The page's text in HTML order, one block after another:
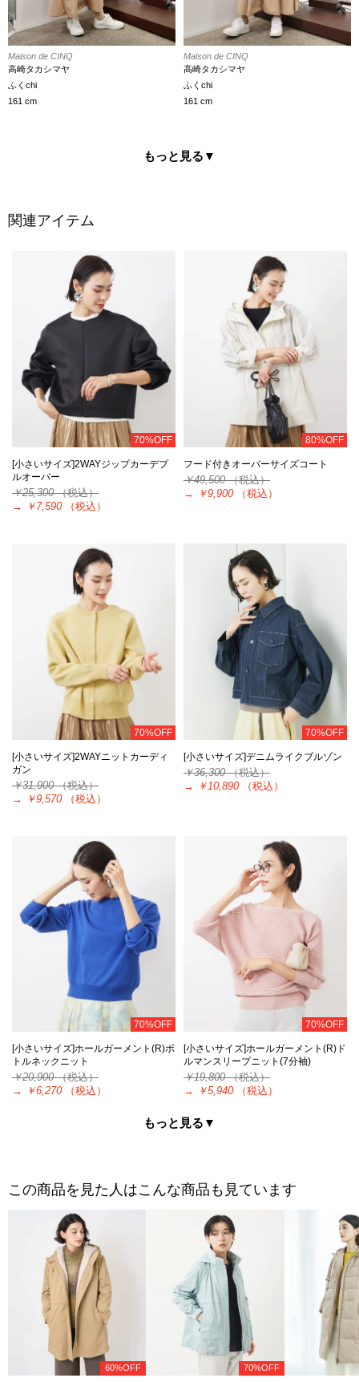
Maison de CINQ
高崎タカシマヤ
ふくchi
161 cm
Maison de CINQ
高崎タカシマヤ
ふくchi
161 cm
もっと見る ▼
関連アイテム
70%OFF
[小さいサイズ]2WAYジップカーデプ
ルオーバー
￥25,300（税込）
→
￥7,590 （税込）
80%OFF
フード付きオーバーサイズコート
￥49,500（税込）
→
￥9,900 （税込）
70%OFF
[小さいサイズ]2WAYニットカーディ
ガン
￥31,900（税込）
→
￥9,570 （税込）
70%OFF
[小さいサイズ]デニムライクブルゾン
￥36,300（税込）
→
￥10,890 （税込）
70%OFF
[小さいサイズ]ホールガーメント(R)ボ
トルネックニット
￥20,900（税込）
→
￥6,270 （税込）
70%OFF
[小さいサイズ]ホールガーメント(R)ド
ルマンスリーブニット(7分袖)
￥19,800（税込）
→
￥5,940 （税込）
もっと見る▼
この商品を見た人はこんな商品も見ています
60%OFF 70%OFF